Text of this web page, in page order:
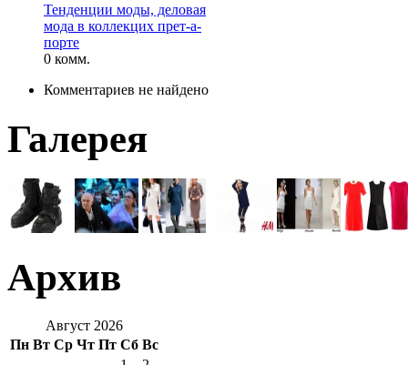
Тенденции моды, деловая
мода в коллекцих прет-а-
порте
0 комм.
Комментариев не найдено
Галерея
Архив
Август 2026
Пн Вт Ср Чт Пт Сб Вс